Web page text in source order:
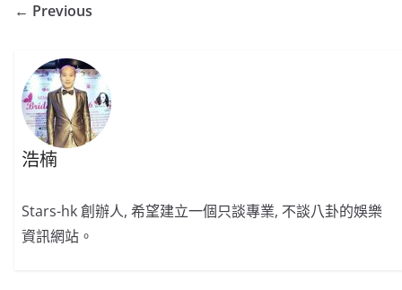
← Previous
浩楠
Stars-hk 創辦人, 希望建立一個只談專業, 不談八卦的娛樂
資訊網站。